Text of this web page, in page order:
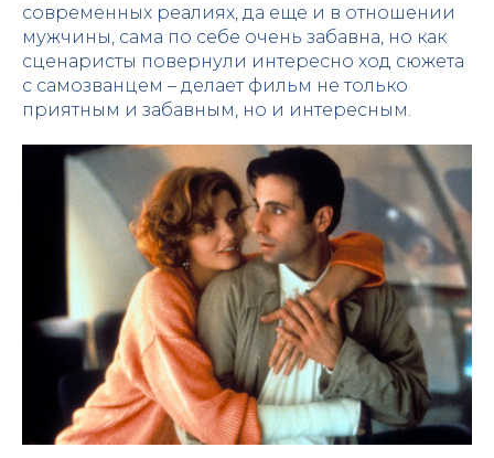
современных реалиях, да еще и в отношении
мужчины, сама по себе очень забавна, но как
сценаристы повернули интересно ход сюжета
с самозванцем – делает фильм не только
приятным и забавным, но и интересным.